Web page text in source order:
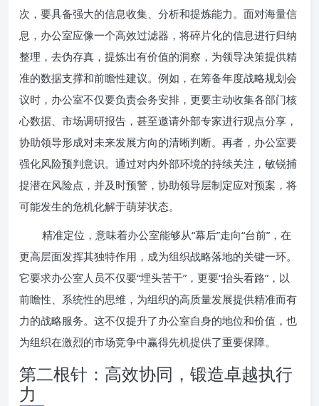
次，要具备强大的信息收集、分析和提炼能力。面对海量信
息，办公室应像一个高效过滤器，将碎片化的信息进行归纳
整理，去伪存真，提炼出有价值的洞察，为领导决策提供精
准的数据支撑和前瞻性建议。例如，在筹备年度战略规划会
议时，办公室不仅要负责会务安排，更要主动收集各部门核
心数据、市场调研报告，甚至邀请外部专家进行观点分享，
协助领导形成对未来发展方向的清晰判断。再者，办公室要
强化风险预判意识。通过对内外部环境的持续关注，敏锐捕
捉潜在风险点，并及时预警，协助领导层制定应对预案，将
可能发生的危机化解于萌芽状态。
精准定位，意味着办公室能够从“幕后”走向“台前”，在
更高层面发挥其独特作用，成为组织战略落地的关键一环。
它要求办公室人员不仅要“埋头苦干”，更要“抬头看路”，以
前瞻性、系统性的思维，为组织的高质量发展提供精准而有
力的战略服务。这不仅提升了办公室自身的地位和价值，也
为组织在激烈的市场竞争中赢得先机提供了重要保障。
第二根针：高效协同，锻造卓越执行
力